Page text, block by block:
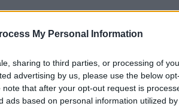
My Personal Information
sharing to third parties, or processing of
advertising by us, please use the below
that after your opt-out request is
ads based on personal information utilized